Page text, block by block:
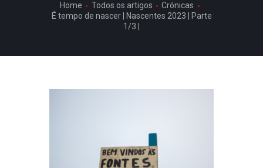
Home Todos os artigos
Crónicas
É tempo de nascer | Nascentes 2023 | Parte
1/3 |
RUBRICAS